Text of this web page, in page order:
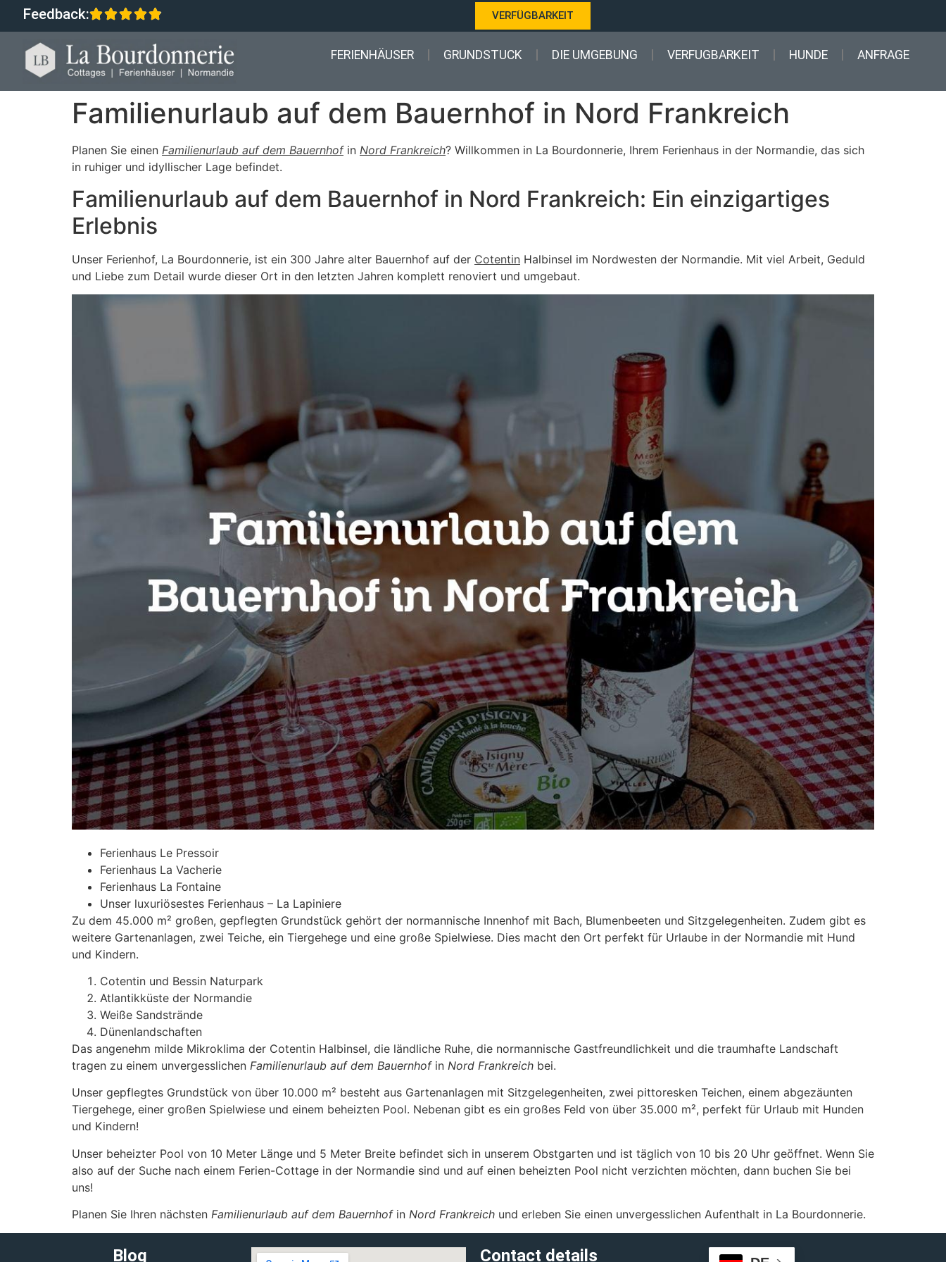
Feedback: VERFÜGBARKEIT
FERIENHÄUSER GRUNDSTUCK DIE UMGEBUNG VERFUGBARKEIT HUNDE ANFRAGE
Familienurlaub auf dem Bauernhof in Nord Frankreich
Planen Sie einen Familienurlaub auf dem Bauernhofin Nord Frankreich? Willkommen in La Bourdonnerie, Ihrem Ferienhaus in der Normandie, das sich
in ruhiger und idyllischer Lage befindet.
Familienurlaub auf dem Bauernhof in Nord Frankreich: Ein einzigartiges
Erlebnis
Unser Ferienhof, La Bourdonnerie, ist ein 300 Jahre alter Bauernhof auf der Cotentin Halbinsel im Nordwesten der Normandie. Mit viel Arbeit, Geduld
und Liebe zum Detail wurde dieser Ort in den letzten Jahren komplett renoviert und umgebaut.
Ferienhaus Le Pressoir
Ferienhaus La Vacherie
Ferienhaus La Fontaine
Unser luxuriösestes Ferienhaus – La Lapiniere
Zu dem 45.000 m² großen, gepflegten Grundstück gehört der normannische Innenhof mit Bach, Blumenbeeten und Sitzgelegenheiten. Zudem gibt es
weitere Gartenanlagen, zwei Teiche, ein Tiergehege und eine große Spielwiese. Dies macht den Ort perfekt für Urlaube in der Normandie mit Hund
und Kindern.
Cotentin und Bessin Naturpark
Atlantikküste der Normandie
Weiße Sandstrände
Dünenlandschaften
Das angenehm milde Mikroklima der Cotentin Halbinsel, die ländliche Ruhe, die normannische Gastfreundlichkeit und die traumhafte Landschaft
tragen zu einem unvergesslichen Familienurlaub auf dem Bauernhofin Nord Frankreich bei.
Unser gepflegtes Grundstück von über 10.000 m² besteht aus Gartenanlagen mit Sitzgelegenheiten, zwei pittoresken Teichen, einem abgezäunten
Tiergehege, einer großen Spielwiese und einem beheizten Pool. Nebenan gibt es ein großes Feld von über 35.000 m², perfekt für Urlaub mit Hunden
und Kindern!
Unser beheizter Pool von 10 Meter Länge und 5 Meter Breite befindet sich in unserem Obstgarten und ist täglich von 10 bis 20 Uhr geöffnet. Wenn Sie
also auf der Suche nach einem Ferien-Cottage in der Normandie sind und auf einen beheizten Pool nicht verzichten möchten, dann buchen Sie bei
uns!
Planen Sie Ihren nächsten Familienurlaub auf dem Bauernhofin Nord Frankreich und erleben Sie einen unvergesslichen Aufenthalt in La Bourdonnerie.
Blog Contact details